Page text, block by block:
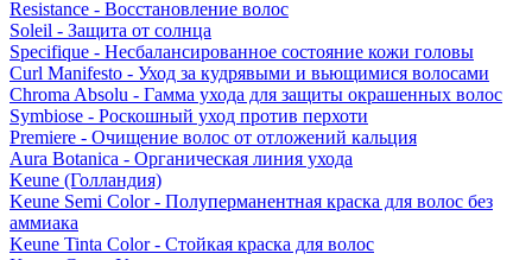
Resistance - Восстановление волос
Soleil - Защита от солнца
Specifique - Несбалансированное состояние кожи головы
Curl Manifesto - Уход за кудрявыми и вьющимися волосами
Chroma Absolu - Гамма ухода для защиты окрашенных волос
Symbiose - Роскошный уход против перхоти
Premiere - Очищение волос от отложений кальция
Aura Botanica - Органическая линия ухода
Keune (Голландия)
Keune Semi Color - Полуперманентная краска для волос без
аммиака
Keune Tinta Color - Стойкая краска для волос